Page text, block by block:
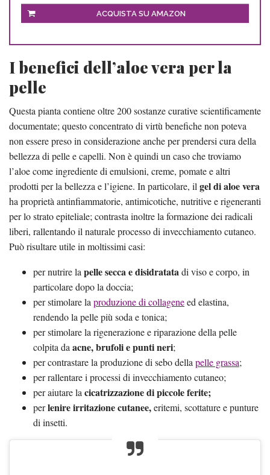
ACQUISTA SU AMAZON
I benefici dell’aloe vera per la
pelle
Questa pianta contiene oltre 200 sostanze curative scientificamente
documentate; questo concentrato di virtù benefiche non poteva
non essere preso in considerazione anche per prendersi cura della
bellezza di pelle e capelli. Non è quindi un caso che troviamo
l’aloe come ingrediente di emulsioni, creme, pomate e altri
prodotti per la bellezza e l’igiene. In particolare, il gel di aloe vera
ha proprietà antinfiammatorie, antimicotiche, nutritive e rigeneranti
per lo strato epiteliale; contrasta inoltre la formazione dei radicali
liberi, rallentando il naturale processo di invecchiamento cutaneo.
Può risultare utile in moltissimi casi:
per nutrire la pelle secca e disidratatadi viso e corpo, in
particolare dopo la doccia;
per stimolare la produzione di collageneed elastina,
rendendo la pelle più soda e tonica;
per stimolare la rigenerazione e riparazione della pelle
colpita da acne, brufoli e punti neri;
per contrastare la produzione di sebo della pelle grassa;
per rallentare i processi di invecchiamento cutaneo;
per aiutare la cicatrizzazione di piccole ferite;
perlenire irritazione cutanee,eritemi, scottature e punture
di insetti.